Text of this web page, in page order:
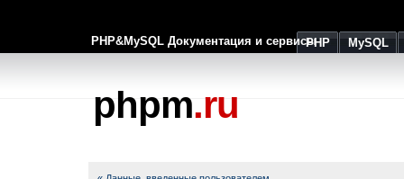
PHP&MySQL Документация и сервисыPHP MySQL
phpm.ru